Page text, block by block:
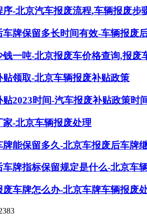
-北京汽车报废流程,车辆报废步
牌保留多长时间有效-车辆报废
一吨-北京报废车价格查询,报废
领取-北京车辆报废补贴政策
2023时间-汽车报废补贴政策时
-北京车辆报废处理
能保留多久-北京车报废后车牌
牌指标保留规定是什么-北京车
车牌怎么办-北京车牌车辆报废